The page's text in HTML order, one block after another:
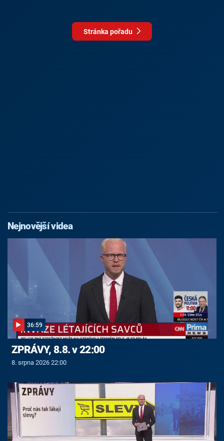
Stránka pořadu
Nejnovější videa
36:59
ZPRÁVY, 8.8. v 22:00
8. srpna 2026 22:00